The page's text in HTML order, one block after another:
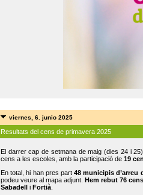
viernes, 6. junio 2025
Resultats del cens de primavera 2025
El darrer cap de setmana de maig (dies 24 i
cens a les escoles, amb la participació de 19
En total, hi han pres part48 municipis d’arreu
podeu veure al mapa adjunt. Hem rebut 76
Sabadell i Fortià